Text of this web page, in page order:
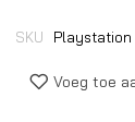
SKU Playstation
Voeg toe